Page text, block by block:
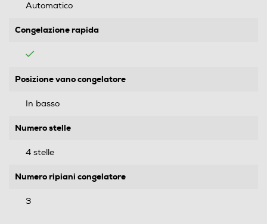
Automatico
Congelazione rapida
Posizione vano congelatore
In basso
Numero stelle
4 stelle
Numero ripiani congelatore
3